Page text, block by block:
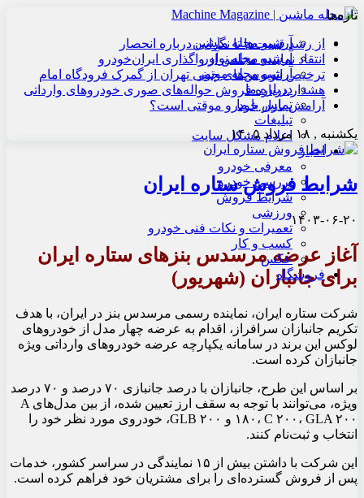
آرشیو مجله ماشین
آرشیو مجله نوآور
آرشیو مجله موتور
درباره ما
تماس با ما
تبلیغات
اعلام مشکل سایت
اخبار
معرفی خودرو
بررسی خودرو
شرایط فروش
ورزشی
تعمیرات و نکات فنی خودرو
کسب و کار
عکس
فروشگاه
تازه‌ها
از رشد قیمت‌ها تا نگرانی درباره انحصار
انتقاد نماینده مجلس از واگذاری ایران‌خودرو
ترخیص اتوبوس‌های چینی تهران از گمرک فرودگاه امام
هشدار درباره فروش حواله‌های صوری خودروهای وارداتی
آرامش بازار خودرو موقتی است؟
یکشنبه , ۱۸ مرداد ۱۴۰۵
شرایط فروش ستاره ایران
۱۴۰۳-۰۶-۲۰
آغاز عرضه مرسدس بنزهای ستاره ایران
برای جانبازان (شهریور)
شرکت ستاره ایران، نماینده رسمی مرسدس بنز در ایران، با هدف
تکریم جانبازان سرافراز، اقدام به عرضه چهار مدل از خودروهای
لوکس این برند در سامانه یکپارچه عرضه خودروهای وارداتی ویژه
جانبازان کرده است.
بر اساس این طرح، جانبازان با درصد جانبازی ۷۰ درصد و ۷۰ درصد
ویژه، می‌توانند با توجه به سقف ارز تعیین شده، از بین مدل‌های A
۱۸۰، C ۲۰۰، GLA ۲۰۰ و GLB ۲۰۰، خودروی مورد نظر خود را
انتخاب و ثبت‌نام کنند.
این شرکت با داشتن بیش از ۱۵ نمایندگی در سراسر کشور، خدمات
پس از فروش گسترده‌ای را برای مشتریان خود فراهم کرده است.